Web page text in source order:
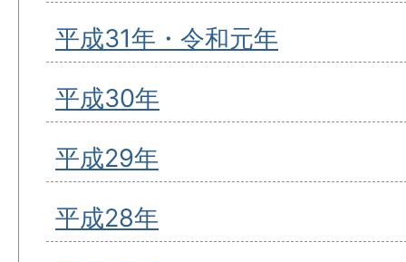
平成31年・令和元年
平成30年
平成29年
平成28年